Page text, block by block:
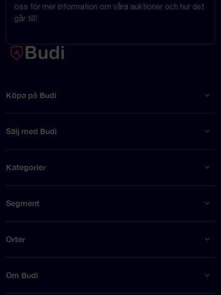
oss för mer information om våra auktioner och hur det
går till!
Köpa på Budi
Sälj med Budi
Kategorier
Segment
Orter
Om Budi